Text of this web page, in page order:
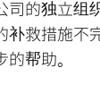
司的独立组
补救措施不
帮助。